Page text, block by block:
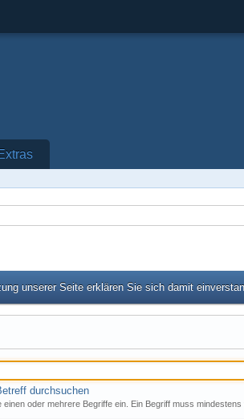
unserer Seite erklären Sie sich damit
durchsuchen
einen oder mehrere Begriffe ein. Ein Begriff muss mindestens